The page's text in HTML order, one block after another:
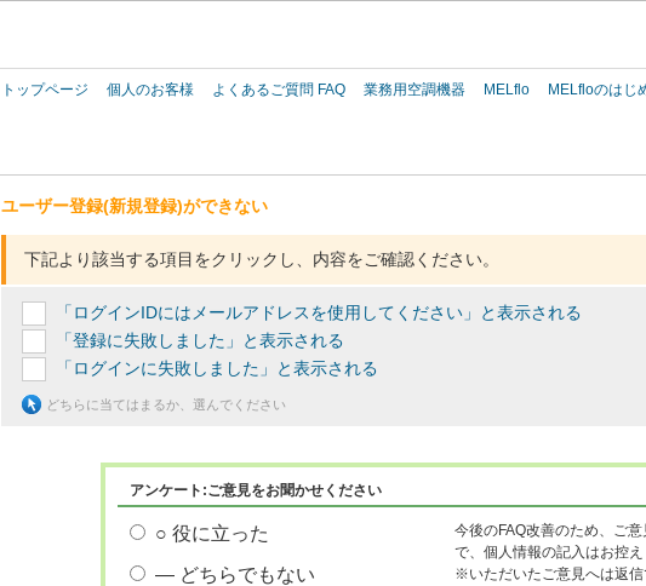
トップページ 個人のお客様 よくあるご質問 FAQ 業務用空調機器 MELflo MELfloのはじ
ユーザー登録(新規登録)ができない
下記より該当する項目をクリックし、内容をご確認ください。
「ログインIDにはメールアドレスを使用してください」と表示される
「登録に失敗しました」と表示される
「ログインに失敗しました」と表示される
どちらに当てはまるか、選んでください
アンケート:ご意見をお聞かせください
○ 役に立った
― どちらでもない
今後のFAQ改善のため、ご
で、個人情報の記入はお控え
※いただいたご意見へは返